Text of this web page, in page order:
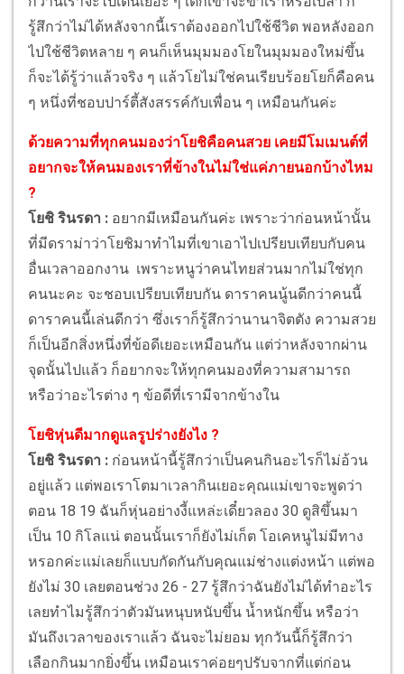
รู้สึกว่าไม่ได้หลังจากนี้เราต้องออกไปใช้ชีวิต พอหลังออก
ไปใช้ชีวิตหลาย ๆ คนก็เห็นมุมมองโยในมุมมองใหม่ขึ้น
ก็จะได้รู้ว่าแล้วจริง ๆ แล้วโยไม่ใช่คนเรียบร้อยโยก็คือคน
ๆ หนึ่งที่ชอบปาร์ตี้สังสรรค์กับเพื่อน ๆ เหมือนกันค่ะ
ด้วยความที่ทุกคนมองว่าโยชิคือคนสวย เคยมีโมเมนต์ที่
อยากจะให้คนมองเราที่ข้างในไม่ใช่แค่ภายนอกบ้างไหม
?
โยชิ รินรดา : อยากมีเหมือนกันค่ะ เพราะว่าก่อนหน้านั้น
ที่มีดราม่าว่าโยชิมาทำไมที่เขาเอาไปเปรียบเทียบกับคน
อื่นเวลาออกงาน เพราะหนูว่าคนไทยส่วนมากไม่ใช่ทุก
คนนะคะ จะชอบเปรียบเทียบกัน ดาราคนนู้นดีกว่าคนนี้
ดาราคนนี้เล่นดีกว่า ซึ่งเราก็รู้สึกว่านานาจิตตัง ความสวย
ก็เป็นอีกสิ่งหนึ่งที่ข้อดีเยอะเหมือนกัน แต่ว่าหลังจากผ่าน
จุดนั้นไปแล้ว ก็อยากจะให้ทุกคนมองที่ความสามารถ
หรือว่าอะไรต่าง ๆ ข้อดีที่เรามีจากข้างใน
โยชิหุ่นดีมากดูแลรูปร่างยังไง ?
โยชิ รินรดา : ก่อนหน้านี้รู้สึกว่าเป็นคนกินอะไรก็ไม่อ้วน
อยู่แล้ว แต่พอเราโตมาเวลากินเยอะคุณแม่เขาจะพูดว่า
ตอน 18 19 ฉันก็หุ่นอย่างงี้แหล่ะเดี๋ยวลอง 30 ดูสิขึ้นมา
เป็น 10 กิโลแน่ ตอนนั้นเราก็ยังไม่เก็ต โอเคหนูไม่มีทาง
หรอกค่ะแม่เลยก็แบบกัดกันกับคุณแม่ช่างแต่งหน้า แต่พอ
ยังไม่ 30 เลยตอนช่วง 26 - 27 รู้สึกว่าฉันยังไม่ได้ทำอะไร
เลยทำไมรู้สึกว่าตัวมันหนุบหนับขึ้น น้ำหนักขึ้น หรือว่า
มันถึงเวลาของเราแล้ว ฉันจะไม่ยอม ทุกวันนี้ก็รู้สึกว่า
เลือกกินมากยิ่งขึ้น เหมือนเราค่อยๆปรับจากที่แต่ก่อน